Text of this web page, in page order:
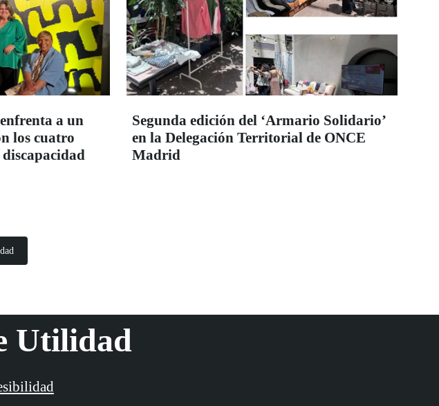
a un
los cuatro
Segunda edición del ‘Armario Solidario’
en la Delegación Territorial de ONCE
Madrid
Utilidad